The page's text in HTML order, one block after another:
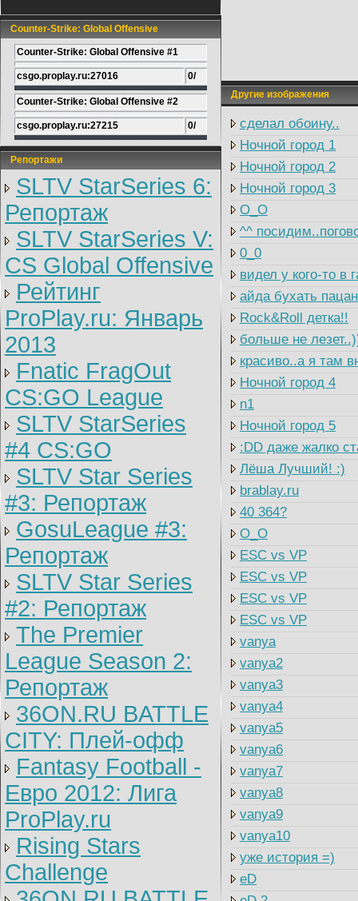
Counter-Strike: Global Offensive
Counter-Strike: Global Offensive #1
csgo.proplay.ru:27016 0/
Counter-Strike: Global Offensive #2
csgo.proplay.ru:27215 0/
Репортажи
SLTV StarSeries 6:
Репортаж
SLTV StarSeries V:
CS Global Offensive
Рейтинг
ProPlay.ru: Январь
2013
Fnatic FragOut
CS:GO League
SLTV StarSeries
#4 CS:GO
SLTV Star Series
#3: Репортаж
GosuLeague #3:
Репортаж
SLTV Star Series
#2: Репортаж
The Premier
League Season 2:
Репортаж
36ON.RU BATTLE
CITY: Плей-офф
Fantasy Football -
Евро 2012: Лига
ProPlay.ru
Rising Stars
Challenge
Другие изображения
сделал обоину..
Ночной город 1
Ночной город 2
Ночной город 3
O_O
^^
0_0
видел у кого-то в
айда бухать
Rock&Roll детка!!
больше не
красиво..а я там
Ночной город 4
n1
Ночной город 5
:DD даже жалко
Лёша Лучший! :)
brablay.ru
40 364?
O_O
ESC vs VP
ESC vs VP
ESC vs VP
ESC vs VP
vanya
vanya2
vanya3
vanya4
vanya5
vanya6
vanya7
vanya8
vanya9
vanya10
уже история =)
eD